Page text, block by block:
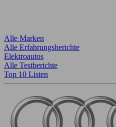
Alle Marken
Alle Erfahrungsberichte
Elektroautos
Alle Testberichte
Top 10 Listen